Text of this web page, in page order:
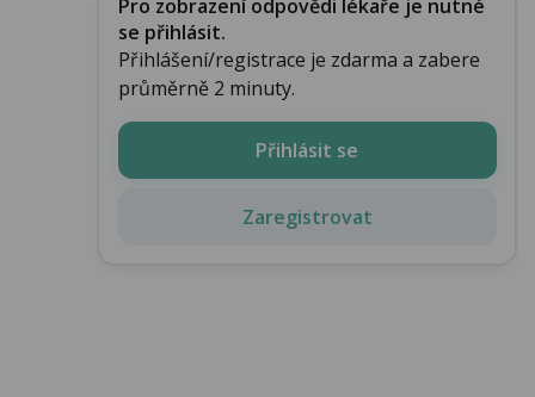
Pro zobrazení odpovědi lékaře je nutné
se přihlásit.
Přihlášení/registrace je zdarma a zabere
průměrně 2 minuty.
Přihlásit se
Zaregistrovat